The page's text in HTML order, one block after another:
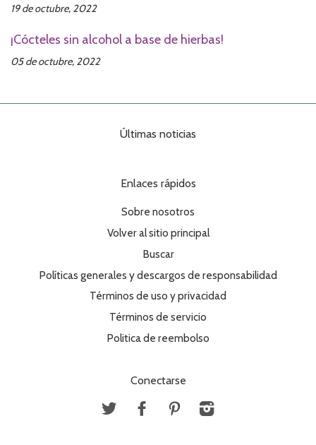
19 de octubre, 2022
¡Cócteles sin alcohol a base de hierbas!
05 de octubre, 2022
Últimas noticias
Enlaces rápidos
Sobre nosotros
Volver al sitio principal
Buscar
Políticas generales y descargos de responsabilidad
Términos de uso y privacidad
Términos de servicio
Politica de reembolso
Conectarse
Twitter FacebookPinterest